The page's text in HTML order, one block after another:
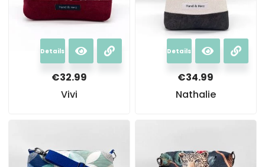
Details
€32.99
Vivi
Details
€34.99
Nathalie